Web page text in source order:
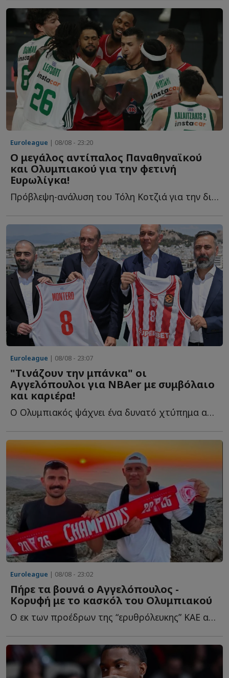
Euroleague | 08/08 - 23:20
Ο μεγάλος αντίπαλος Παναθηναϊκού
και Ολυμπιακού για την φετινή
Ευρωλίγκα!
Πρόβλεψη-ανάλυση του Τόλη Κοτζιά για την διοργάνωση π...
Euroleague | 08/08 - 23:07
"Τινάζουν την μπάνκα" οι
Αγγελόπουλοι για NBAer με συμβόλαιο
και καριέρα!
Ο Ολυμπιακός ψάχνει ένα δυνατό χτύπημα από την Αμερική κ...
Euroleague | 08/08 - 23:02
Πήρε τα βουνά ο Αγγελόπουλος -
Κορυφή με το κασκόλ του Ολυμπιακού
Ο εκ των προέδρων της “ερυθρόλευκης” ΚΑΕ ανέβηκε σ...